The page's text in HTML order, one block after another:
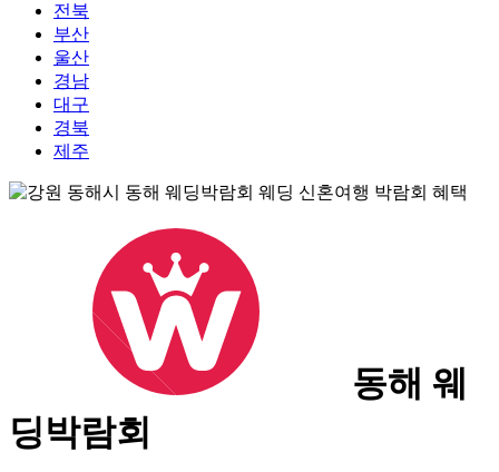
전북
부산
울산
경남
대구
경북
제주
동해 웨
딩박람회